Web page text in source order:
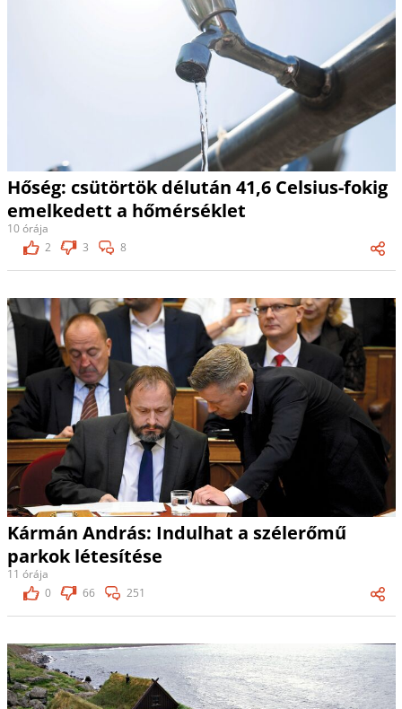
Hőség: csütörtök délután 41,6 Celsius-fokig
emelkedett a hőmérséklet
10 órája
2
3 8
Kármán András: Indulhat a szélerőmű
parkok létesítése
11 órája
0
66 251